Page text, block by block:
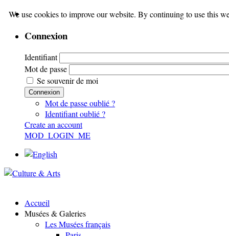
Connexion
Identifiant
Mot de passe
Se souvenir de moi
Connexion
Mot de passe oublié ?
Identifiant oublié ?
Create an account
MOD_LOGIN_ME
Accueil
Musées & Galeries
Les Musées français
We use cookies to improve our website. By continuing to use this